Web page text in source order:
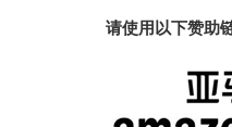
请使用以下赞助